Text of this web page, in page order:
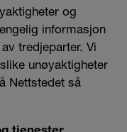
og
informasjon
tredjeparter. Vi
unøyaktigheter
Nettstedet så